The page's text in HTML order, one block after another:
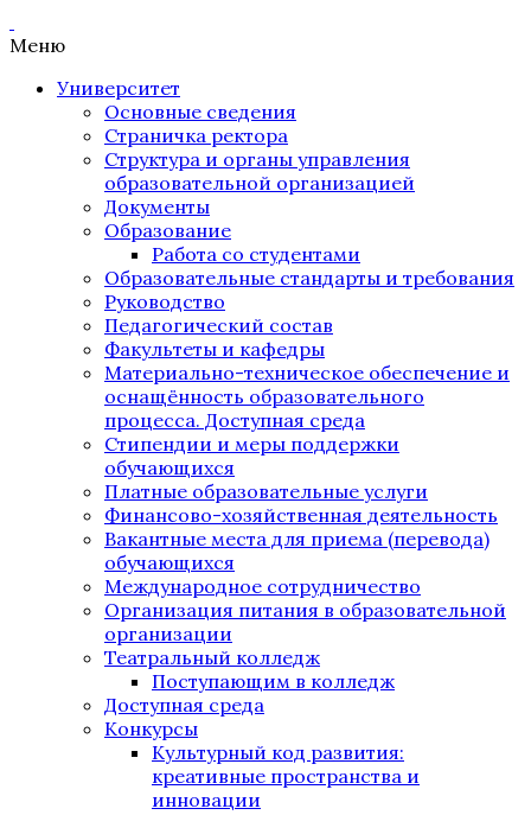
Меню
Университет
Основные сведения
Страничка ректора
Структура и органы управления
образовательной организацией
Документы
Образование
Работа со студентами
Образовательные стандарты и требования
Руководство
Педагогический состав
Факультеты и кафедры
Материально-техническое обеспечение и
оснащённость образовательного
процесса. Доступная среда
Стипендии и меры поддержки
обучающихся
Платные образовательные услуги
Финансово-хозяйственная деятельность
Вакантные места для приема (перевода)
обучающихся
Международное сотрудничество
Организация питания в образовательной
организации
Театральный колледж
Поступающим в колледж
Доступная среда
Конкурсы
Культурный код развития:
креативные пространства и
инновации